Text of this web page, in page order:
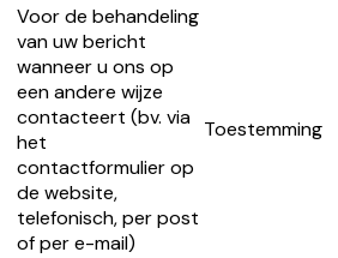
Voor de behandeling
van uw bericht
wanneer u ons op
een andere wijze
contacteert (bv. via
het
contactformulier op
de website,
telefonisch, per post
of per e-mail)
Toestemming